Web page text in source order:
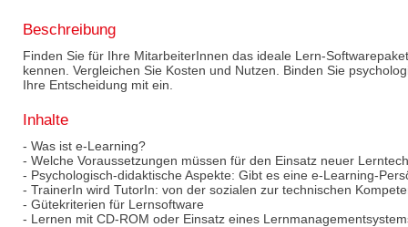
Beschreibung
Finden Sie für Ihre MitarbeiterInnen das ideale Lern-
kennen. Vergleichen Sie Kosten und Nutzen. Binden Sie
Ihre Entscheidung mit ein.
Inhalte
- Was ist e-Learning?
- Welche Voraussetzungen müssen für den Einsatz neuer
- Psychologisch-didaktische Aspekte: Gibt es eine e-Learning-
- TrainerIn wird TutorIn: von der sozialen zur technischen
- Gütekriterien für Lernsoftware
- Lernen mit CD-ROM oder Einsatz eines